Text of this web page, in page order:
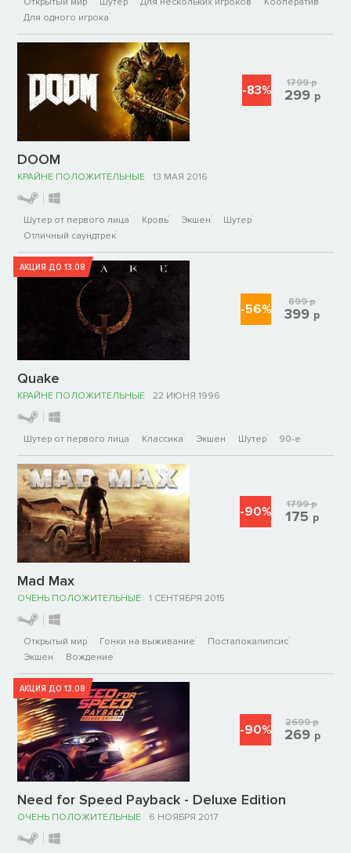
Для одного игрока
DOOM
КРАЙНЕ ПОЛОЖИТЕЛЬНЫЕ 13 МАЯ 2016
Шутер от первого лица Кровь Экшен
Шутер
Отличный саундтрек
-83% 1799р
299 р
АКЦИЯ ДО 13.08
Quake
КРАЙНЕ ПОЛОЖИТЕЛЬНЫЕ 22 ИЮНЯ 1996
Шутер от первого лица Классика Экшен Шутер 90-е
-56% 899р
399 р
Mad Max
ОЧЕНЬ ПОЛОЖИТЕЛЬНЫЕ 1 СЕНТЯБРЯ 2015
Открытый мир Гонки на выживание
Постапокалипсис
Экшен
Вождение
-90% 1799р
175 р
АКЦИЯ ДО 13.08
Need for Speed Payback - Deluxe Edition
ОЧЕНЬ ПОЛОЖИТЕЛЬНЫЕ 6 НОЯБРЯ 2017
-90% 2699р
269 р